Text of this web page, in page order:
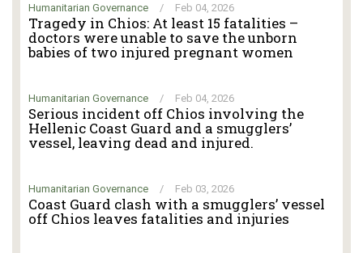
Humanitarian Governance / Feb 04, 2026
Tragedy in Chios: At least 15 fatalities –
doctors were unable to save the unborn
babies of two injured pregnant women
Humanitarian Governance / Feb 04, 2026
Serious incident off Chios involving the
Hellenic Coast Guard and a smugglers’
vessel, leaving dead and injured.
Humanitarian Governance / Feb 03, 2026
Coast Guard clash with a smugglers’ vessel
off Chios leaves fatalities and injuries